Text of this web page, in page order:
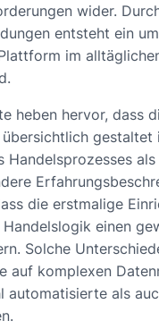
wider.
entsteht ein
im
heben hervor, dass
gestaltet
Handelsprozesses
die erstmalige
einen
Solche
auf komplexen
automatisierte als